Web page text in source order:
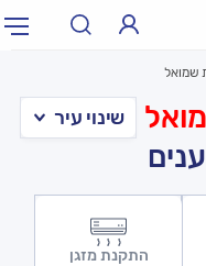
שמואל
התקנת מזגן